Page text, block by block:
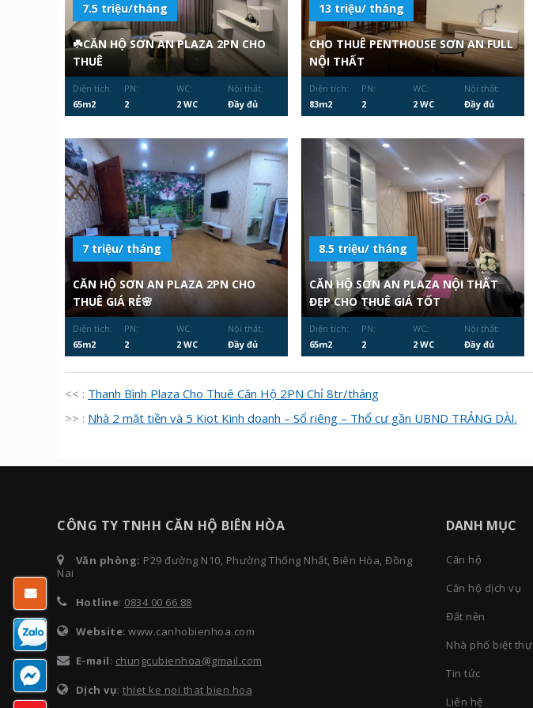
7.5 triệu/tháng
☘️CĂN HỘ SƠN AN PLAZA 2PN CHO
THUÊ
Diện tích:
65m2
PN:
2
WC:
2 WC
Nội thất:
Đầy đủ
13 triệu/ tháng
CHO THUÊ PENTHOUSE SƠN AN FULL
NỘI THẤT
Diện tích:
83m2
PN:
2
WC:
2 WC
Nội thất:
Đầy đủ
7 triệu/ tháng
CĂN HỘ SƠN AN PLAZA 2PN CHO
THUÊ GIÁ RẺ🌸
Diện tích:
65m2
PN:
2
WC:
2 WC
Nội thất:
Đầy đủ
8.5 triệu/ tháng
CĂN HỘ SƠN AN PLAZA NỘI THẤT
ĐẸP CHO THUÊ GIÁ TỐT
Diện tích:
65m2
PN:
2
WC:
2 WC
Nội thất:
Đầy đủ
<< : Thanh Bình Plaza Cho Thuê Căn Hộ 2PN Chỉ 8tr/tháng
>> : Nhà 2 mặt tiền và 5 Kiot Kinh doanh – Sổ riêng – Thổ cư gần UBND TRẢNG DÀI.
CÔNG TY TNHH CĂN HỘ BIÊN HÒA
Văn phòng: P29 đường N10, Phường Thống Nhất, Biên Hòa, Đồng
Nai
Hotline: 0834 00 66 88
Website: www.canhobienhoa.com
E-mail: chungcubienhoa@gmail.com
Dịch vụ: thiet ke noi that bien hoa
DANH MỤC
Căn hộ
Căn hộ dịch vụ
Đất nền
Nhà phố biệt thự
Tin tức
Liên hệ